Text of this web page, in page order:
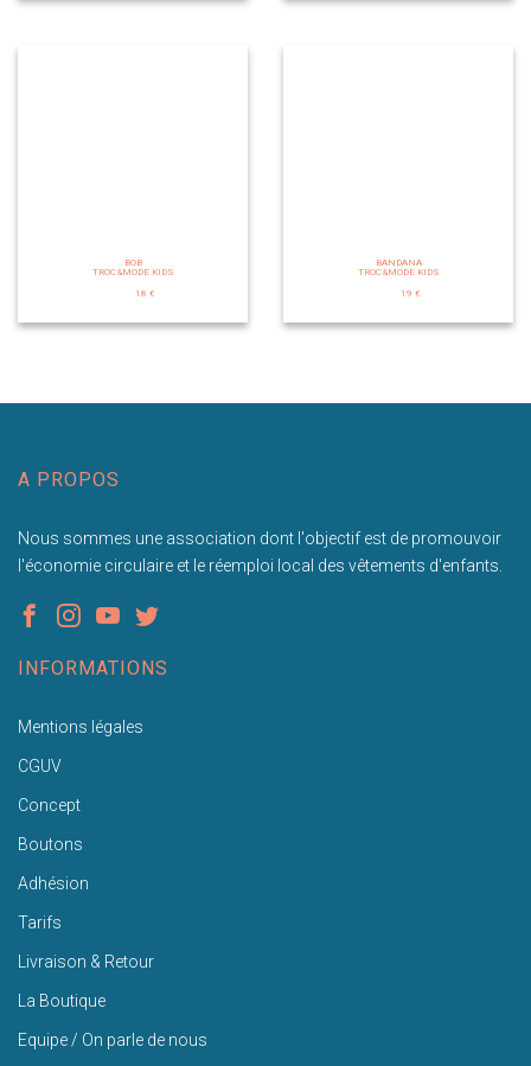
BOB
TROC&MODE KIDS
18 €
BANDANA
TROC&MODE KIDS
19 €
A PROPOS
Nous sommes une association dont l'objectif est de promouvoir
l'économie circulaire et le réemploi local des vêtements d'enfants.
INFORMATIONS
Mentions légales
CGUV
Concept
Boutons
Adhésion
Tarifs
Livraison & Retour
La Boutique
Equipe / On parle de nous